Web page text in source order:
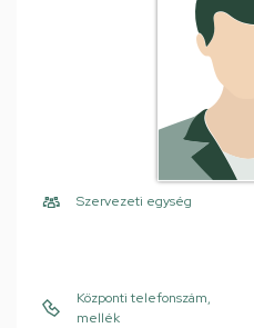
Szervezeti egység
Központi telefonszám,
mellék